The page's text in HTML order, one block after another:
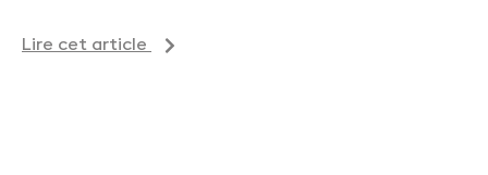
Lire cet article